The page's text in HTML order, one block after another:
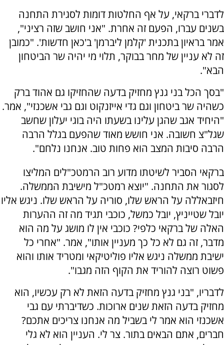
לדברי ברקאי, על אף החלטות דומות לסגירת התחנה
בשנים עברו, הפעם זה אחרת. "אני חושב שזה רציני",
אמר בראיון בתכנית 'קלמן ליברמן' ב'כאן חדשות'. "כמובן
זה לא עניין של מחר בבוקר, תלוי מי יהיה שר הביטחון
הבא".
"בסך הכל בני גנץ מחזיק בדעה שהחזיקו גם אהוד ברק
כשהיה שר ביטחון וגם גדי אייזנקוט וגם גבי אשכנזי", אמר.
"היחיד אגב שהגן עלינו בשעתו היה בוגי יעלון שחשב
שגל"צ חשובה. אני חושש מאוד שהפעם בגלל הרבה
הרבה סיבות המצב הוא פחות טוב. אנחנו נלחם".
ברקאי הסביר לשיטתו מדוע רוב הרמטכ"לים המליצו
לסגור את התחנה. "יוצא רמטכ"ל מישיבת הממשלה.
חיזבאללה על הראש שלו, סוריה על הראש שלו. ניגש אליו
יובל שטייניץ, יובל כמשל, כוכבי תגיד מה זה ההערות
האלה של ברקאי כלפי? כוכבי אין לו מושג על מה הוא
מדבר, זה גם לא כל כך מעניין אותו", אמר. "אחרי כל
ישיבת ממשלה ניגש אליו פוליטיקאי ומטריד אותו והוא
פשוט רוצה להוריד את הקוף הזה מגבו".
לדבריו, "בני גנץ מחזיק בדעה הזאת לא רק עכשיו, הוא
מחזיק בדעה הזאת שנים ארוכות. כשדיברתי עם גבי
אשכנזי הוא אמר לי בשביל מה אנחנו צריכים אתכם?
חברים, אתם הבאים בתור. צר לי. העניין הוא לא גלי